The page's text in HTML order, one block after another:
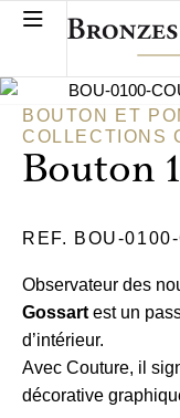
BOUTON ET
COLLECTIONS
Bouton
REF. BOU-
Observateur des
Gossart est un
d’intérieur.
Avec Couture, il
décorative